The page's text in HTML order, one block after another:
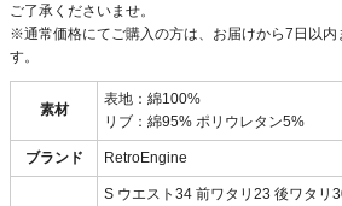
ご了承くださいませ。
※通常価格にてご購入の方は、お届けから7日以
す。
素材
表地：綿100%
リブ：綿95% ポリウレタン5%
ブランド RetroEngine
S ウエスト34 前ワタリ23 後ワタ